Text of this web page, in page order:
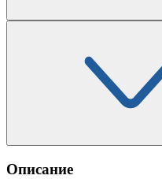
Описание